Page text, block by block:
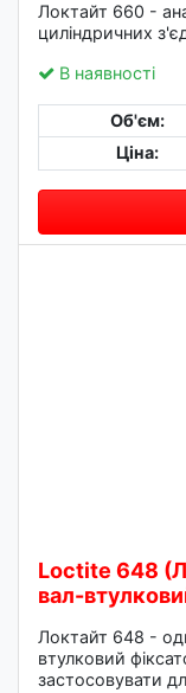
Локтайт 660 -
циліндричних
В наявності
Об'єм:
Ціна:
Loctite 648
вал-
Локтайт 648 -
втулковий
застосовувати